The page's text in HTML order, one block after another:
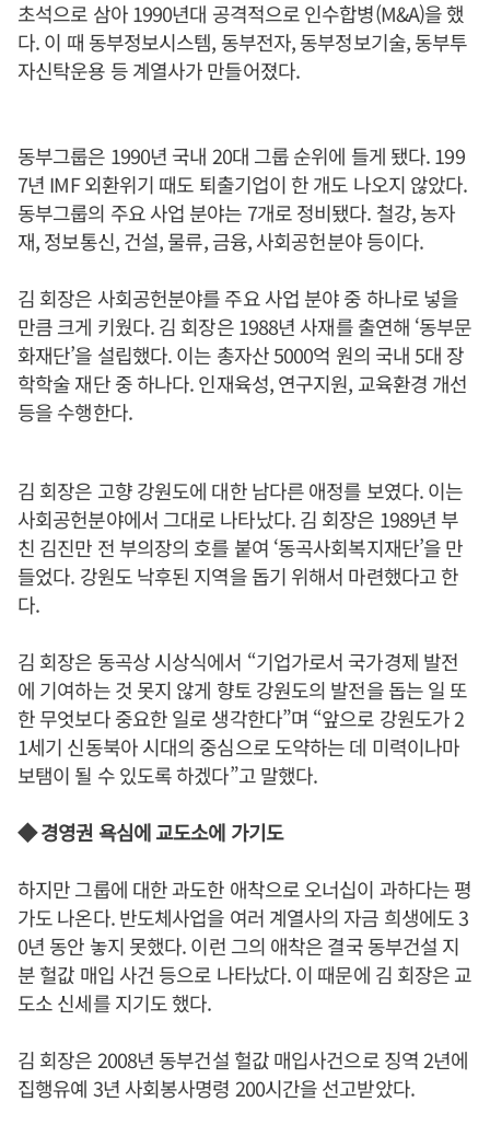
초석으로 삼아 1990년대 공격적으로 인수합병(M&A)을 했
다. 이 때 동부정보시스템, 동부전자, 동부정보기술, 동부투
자신탁운용 등 계열사가 만들어졌다.
동부그룹은 1990년 국내 20대 그룹 순위에 들게 됐다. 199
7년 IMF 외환위기 때도 퇴출기업이 한 개도 나오지 않았다.
동부그룹의 주요 사업 분야는 7개로 정비됐다. 철강, 농자
재, 정보통신, 건설, 물류, 금융, 사회공헌분야 등이다.
김 회장은 사회공헌분야를 주요 사업 분야 중 하나로 넣을
만큼 크게 키웠다. 김 회장은 1988년 사재를 출연해 ‘동부문
화재단’을 설립했다. 이는 총자산 5000억 원의 국내 5대 장
학학술 재단 중 하나다. 인재육성, 연구지원, 교육환경 개선
등을 수행한다.
김 회장은 고향 강원도에 대한 남다른 애정를 보였다. 이는
사회공헌분야에서 그대로 나타났다. 김 회장은 1989년 부
친 김진만 전 부의장의 호를 붙여 ‘동곡사회복지재단’을 만
들었다. 강원도 낙후된 지역을 돕기 위해서 마련했다고 한
다.
김 회장은 동곡상 시상식에서 “기업가로서 국가경제 발전
에 기여하는 것 못지 않게 향토 강원도의 발전을 돕는 일 또
한 무엇보다 중요한 일로 생각한다”며 “앞으로 강원도가 2
1세기 신동북아 시대의 중심으로 도약하는 데 미력이나마
보탬이 될 수 있도록 하겠다”고 말했다.
◆ 경영권 욕심에 교도소에 가기도
하지만 그룹에 대한 과도한 애착으로 오너십이 과하다는 평
가도 나온다. 반도체사업을 여러 계열사의 자금 희생에도 3
0년 동안 놓지 못했다. 이런 그의 애착은 결국 동부건설 지
분 헐값 매입 사건 등으로 나타났다. 이 때문에 김 회장은 교
도소 신세를 지기도 했다.
김 회장은 2008년 동부건설 헐값 매입사건으로 징역 2년에
집행유예 3년 사회봉사명령 200시간을 선고받았다.